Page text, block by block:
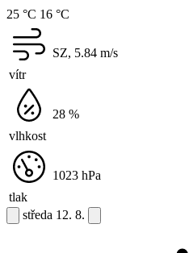
25 °C 16 °C
vítr
SZ, 5.84 m/s
vlhkost
28 %
tlak
1023 hPa
středa 12. 8.